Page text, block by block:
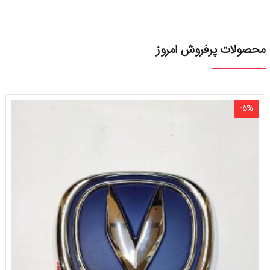
محصولات پرفروش امروز
-۵%